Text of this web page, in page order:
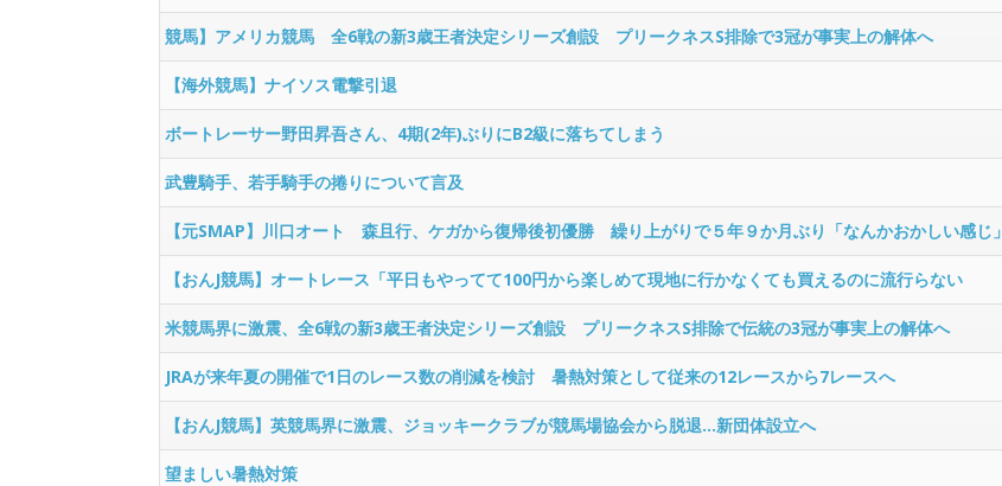
競馬】アメリカ競馬 全6戦の新3歳王者決定シリーズ創設 プリークネスS排除で3冠が事実上の解体へ
【海外競馬】ナイソス電撃引退
ボートレーサー野田昇吾さん、4期(2年)ぶりにB2級に落ちてしまう
武豊騎手、若手騎手の捲りについて言及
【元SMAP】川口オート 森且行、ケガから復帰後初優勝 繰り上がりで５年９か月ぶり「なんかおかしい感じ」
【おんJ競馬】オートレース「平日もやってて100円から楽しめて現地に行かなくても買えるのに流行らない
米競馬界に激震、全6戦の新3歳王者決定シリーズ創設 プリークネスS排除で伝統の3冠が事実上の解体へ
JRAが来年夏の開催で1日のレース数の削減を検討 暑熱対策として従来の12レースから7レースへ
【おんJ競馬】英競馬界に激震、ジョッキークラブが競馬場協会から脱退…新団体設立へ
望ましい暑熱対策